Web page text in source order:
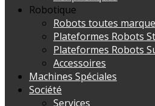
Robotique
Robots toutes
Plateformes Robots
Plateformes Robots
Accessoires
Machines Spéciales
Société
Services